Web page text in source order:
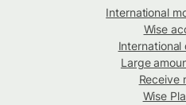
International
Wise
Large
Receive
Wise